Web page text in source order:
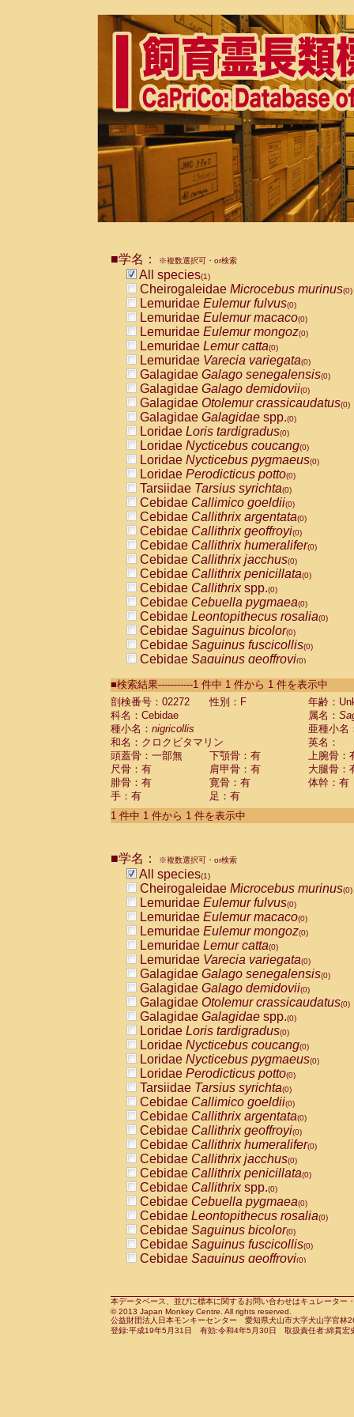
■学名： ※複数選択可・or検索
All species(1)
Cheirogaleidae Microcebus murinus(0)
Lemuridae Eulemur fulvus(0)
Lemuridae Eulemur macaco(0)
Lemuridae Eulemur mongoz(0)
Lemuridae Lemur catta(0)
Lemuridae Varecia variegata(0)
Galagidae Galago senegalensis(0)
Galagidae Galago demidovii(0)
Galagidae Otolemur crassicaudatus(0)
Galagidae Galagidae spp.(0)
Loridae Loris tardigradus(0)
Loridae Nycticebus coucang(0)
Loridae Nycticebus pygmaeus(0)
Loridae Perodicticus potto(0)
Tarsiidae Tarsius syrichta(0)
Cebidae Callimico goeldii(0)
Cebidae Callithrix argentata(0)
Cebidae Callithrix geoffroyi(0)
Cebidae Callithrix humeralifer(0)
Cebidae Callithrix jacchus(0)
Cebidae Callithrix penicillata(0)
Cebidae Callithrixspp.(0)
Cebidae Cebuella pygmaea(0)
Cebidae Leontopithecus rosalia(0)
Cebidae Saguinus bicolor(0)
Cebidae Saguinus fuscicollis(0)
Cebidae Saguinus geoffroyi(0)
CebidaeSaguinus labiatus(0)
Cebidae Saguinus leucopus (0)
Cebidae
CebidaeSaguinus mystax
CebidaeSaguinus nigricollis (1)
Cebidae Saguinus oedipus
Cebidae Saguinus weddelli
Cebidae Saguinusspp.
Cebidae Aotus trivirgatus
Cebidae Cebus albifrons
CebidaeCebus nigrivittatus
CebidaeCebus
CebidaeSaimiri boliviensis(0)
CebidaeSaimiri sciureus(0)
AtelidaeAlouatta caraya(0)
AtelidaeAlouatta fusca(0)
AtelidaeAlouatta seniculus
AtelidaeAlouattaspp.(0)
AtelidaeAteles belzebuth(0)
AtelidaeAteles geoffroyi(0)
AtelidaeAteles paniscus(0)
AtelidaeAtelesspp.(0)
Atelidae Lagothrix lagothricha
AtelidaeLagothrix lagothricha cana
PitheciidaeCacajao calvus
PitheciidaeCallicebus cupreus
PitheciidaeCallicebus donacophilus
PitheciidaeCallicebus moloch
PitheciidaeCallicebus torquatus
PitheciidaeCallicebusspp.(0)
PitheciidaeChiropotes satanas(0)
PitheciidaePithecia monachus
PitheciidaePithecia pithecia(0)
CercopithecidaeCercocebus agilis
CercopithecidaeCercocebus
CercopithecidaeCercocebus
CercopithecidaeCercocebus
CercopithecidaeCercocebus
CercopithecidaeCercocebushybrid
CercopithecidaePapio anubis(0)
CercopithecidaePapio cynocephalus
CercopithecidaePapio hamadryas(0)
■検索結果-----------1 件中 1 件から 1 件を表示中
剖検番号：02272
性別：F
年齢：
科名：Cebidae
属名：
種小名： nigricollis
亜種小名
和名：クロクビタマリン
英名：
頭蓋骨：一部無
下顎骨：有
上腕骨：
尺骨：有
肩甲骨：有
大腿骨：
腓骨：有
寛骨：有
体幹：有
手：有
足：有
1 件中 1 件から 1 件を表示中
■学名： ※複数選択可・or検索
All species(1)
Cheirogaleidae Microcebus murinus(0)
Lemuridae Eulemur fulvus(0)
Lemuridae Eulemur macaco(0)
Lemuridae Eulemur mongoz(0)
Lemuridae Lemur catta(0)
Lemuridae Varecia variegata(0)
Galagidae Galago senegalensis(0)
Galagidae Galago demidovii(0)
Galagidae Otolemur crassicaudatus(0)
Galagidae Galagidae spp.(0)
Loridae Loris tardigradus(0)
Loridae Nycticebus coucang(0)
Loridae Nycticebus pygmaeus(0)
Loridae Perodicticus potto(0)
Tarsiidae Tarsius syrichta(0)
Cebidae Callimico goeldii(0)
Cebidae Callithrix argentata(0)
Cebidae Callithrix geoffroyi(0)
Cebidae Callithrix humeralifer(0)
Cebidae Callithrix jacchus(0)
Cebidae Callithrix penicillata(0)
Cebidae Callithrixspp.(0)
Cebidae Cebuella pygmaea(0)
Cebidae Leontopithecus rosalia(0)
Cebidae Saguinus bicolor(0)
Cebidae Saguinus fuscicollis(0)
Cebidae Saguinus geoffroyi(0)
CebidaeSaguinus leucopus(0)
CebidaeSaguinus midas(0)
Cebidae Saguinus mystax(0)
本データベース、並びに標本に関するお問い合わせはキュレータ
© 2013 Japan Monkey Centre. All rights reserved.
公益財団法人日本モンキーセンター 愛知県犬山市大字犬山字官
登録:平成19年5月31日 有効:令和4年5月30日 取扱責任者:綿貫宏